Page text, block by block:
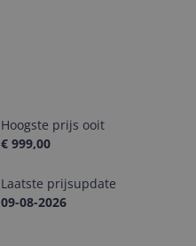
Hoogste prijs ooit
€ 999,00
Laatste prijsupdate
09-08-2026